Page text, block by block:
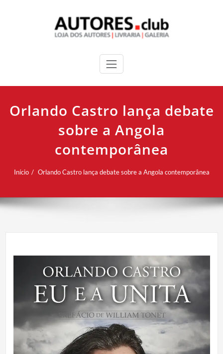
Orlando Castro lança debate
sobre a Angola
contemporânea
Início Orlando Castro lança debate sobre a Angola contemporânea